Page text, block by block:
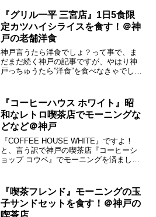
働いてた頃だったので「コロナが終わっ
てからで良いかな？」と思っ...
『グリル一平 三宮店』1日5食限
定カツハイシライスを食す！＠神
戸の老舗洋食
神戸言うたら洋食でしょ？って事で、ま
だまだ続く神戸の記事ですが、やはり神
戸っちゅうたら”洋食”を食べなきゃでし
～って雰囲気ですが、実は神戸ら辺はイ
ケてる洋食屋さん...
『コーヒーハウス ホワイト』昭
和なレトロ喫茶店でモーニングな
どなど＠神戸
『COFFEE HOUSE WHITE』ですよ！
と、言う訳で神戸の喫茶店『コーヒーシ
ョップ コウベ』でモーニングを済まし、
えて言おう！「たちばな、休みだったで
御座ると...
『喫茶フレンド』モーニングの玉
子サンドセットを食す！＠神戸の
喫茶店